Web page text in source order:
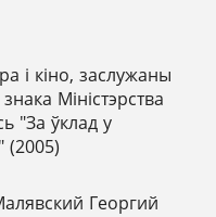
і кіно, заслужаны
Міністэрства
"За ўклад у
(2005)
Георгий